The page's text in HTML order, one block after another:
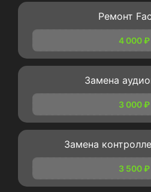
Ремонт
4 000 ₽
Замена
3 000 ₽
Замена
3 500 ₽